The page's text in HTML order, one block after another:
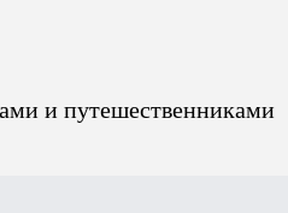
и путешественниками